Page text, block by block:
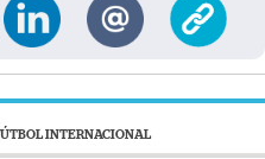
INTERNACIONAL